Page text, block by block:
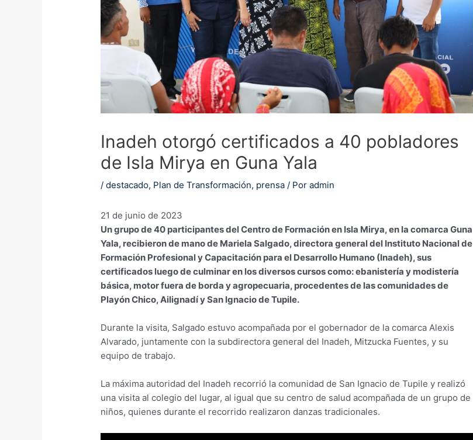
Inadeh otorgó certificados a 40 pobladores
de Isla Mirya en Guna Yala
/destacado, Plan de Transformación, prensa / Poradmin
21 de junio de 2023
Un grupo de 40 participantes del Centro de Formación en Isla Mirya, en la comarca Guna
Yala, recibieron de mano de Mariela Salgado, directora general del Instituto Nacional de
Formación Profesional y Capacitación para el Desarrollo Humano (Inadeh), sus
certificados luego de culminar en los diversos cursos como: ebanistería y modistería
básica, motor fuera de borda y agropecuaria, procedentes de las comunidades de
Playón Chico, Ailignadí y San Ignacio de Tupile.
Durante la visita, Salgado estuvo acompañada por el gobernador de la comarca Alexis
Alvarado, juntamente con la subdirectora general del Inadeh, Mitzucka Fuentes, y su
equipo de trabajo.
La máxima autoridad del Inadeh recorrió la comunidad de San Ignacio de Tupile y realizó
una visita al colegio del lugar, al igual que su centro de salud acompañada de un grupo de
niños, quienes durante el recorrido realizaron danzas tradicionales.